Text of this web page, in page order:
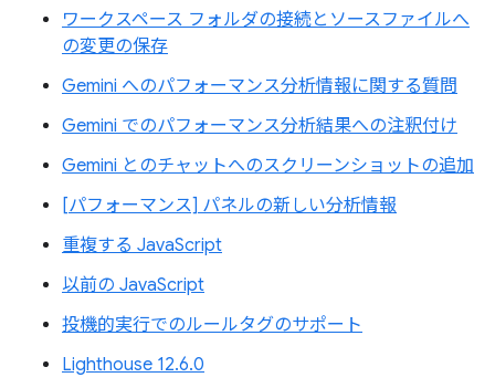
ワークスペース フォルダの接続とソースファイルへ
の変更の保存
Gemini へのパフォーマンス分析情報に関する質問
Gemini でのパフォーマンス分析結果への注釈付け
Gemini とのチャットへのスクリーンショットの追加
[パフォーマンス] パネルの新しい分析情報
重複する JavaScript
以前の JavaScript
投機的実行でのルールタグのサポート
Lighthouse 12.6.0